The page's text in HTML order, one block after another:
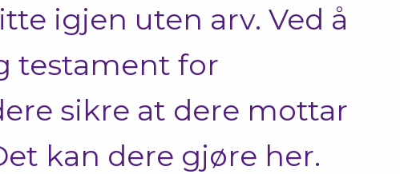
igjen uten arv. Ved å
testament for
sikre at dere mottar
kan dere gjøre her.